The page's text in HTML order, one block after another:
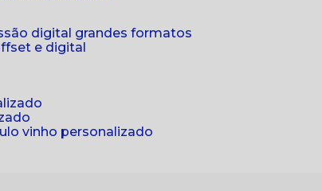
digital grandes formatos
e digital
vinho personalizado